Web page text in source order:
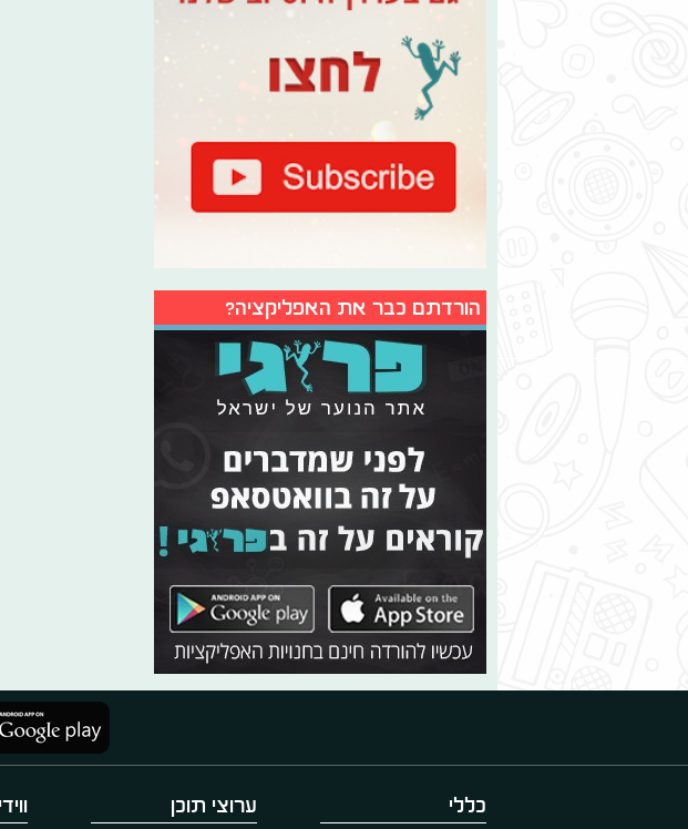
הורדתם כבר את האפליקציה?
כללי ערוצי תוכן